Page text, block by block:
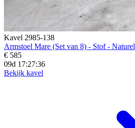
Kavel 2985-138
Armstoel Mare (Set van 8) - Stof - Naturel
€ 585
09d 17:27:34
Bekijk kavel